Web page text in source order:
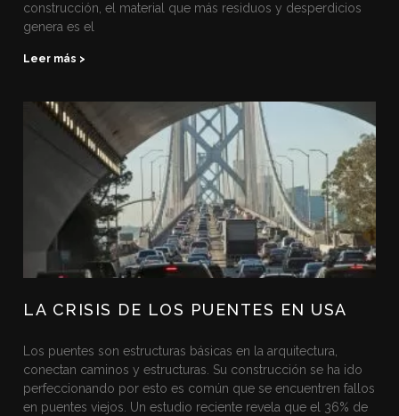
construcción, el material que más residuos y desperdicios
genera es el
Leer más >
LA CRISIS DE LOS PUENTES EN USA
Los puentes son estructuras básicas en la arquitectura,
conectan caminos y estructuras. Su construcción se ha ido
perfeccionando por esto es común que se encuentren fallos
en puentes viejos. Un estudio reciente revela que el 36% de